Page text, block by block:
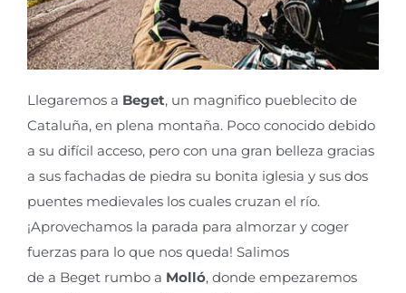
Llegaremos a Beget, un magnifico pueblecito de
Cataluña, en plena montaña. Poco conocido debido
a su difícil acceso, pero con una gran belleza gracias
a sus fachadas de piedra su bonita iglesia y sus dos
puentes medievales los cuales cruzan el río.
¡Aprovechamos la parada para almorzar y coger
fuerzas para lo que nos queda! Salimos
de a Beget rumbo a Molló, donde empezaremos